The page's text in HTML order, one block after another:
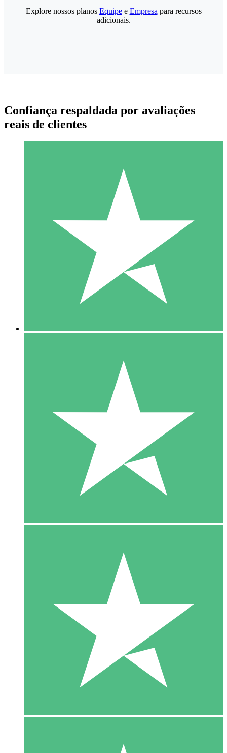
Pacotes de Créditos Individuais
Pague conforme o uso com créditos de download. Sem
1000
10 Downloads
20 00
Explore nossos planos Equipee Empresa para recursos
adicionais.
Confiança respaldada por avaliações
reais de clientes